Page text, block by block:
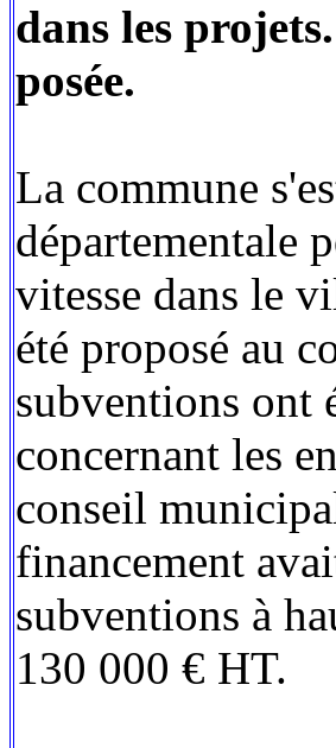
dans les
posée.
La commune
départementale
vitesse dans le
été proposé au
subventions ont
concernant les
conseil
financement
subventions à
130 000 € HT.